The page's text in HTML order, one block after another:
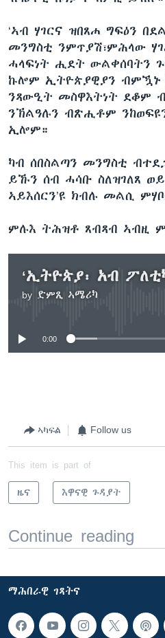
‘ኣብ ሃገርና ዝበጸሐ ግፍዕን
መንግስቲ ንምጥያሽ፣ምሕላው
ሓላፍነት ሒደት ውልቀሰባትን
ኩሎም ኢትዮጵያዊያን ብምዃኑ
ንጻውዒት መስዋእትነት ደቆም
ንኽልዓሉን ብጽሒቶም
ኢሎም።
ካብ ሰበስልጣን መንግስቲ
ይኹን ሰብ ሓሳቡ ስለዝገለጸ
ኣይእሰርን’ዩ ክብሉ መልሲ
ምሉእ ትሕዝቶ ጸብጻብ ኣብዚ
by ድምጺ ኣሜሪካ
No media source
0:00
ኣካፍል Follow us
This item is part of
ዜና እዋናዊ ጉዳያት
Continue reading
ማሕበራዊ ገጻትና